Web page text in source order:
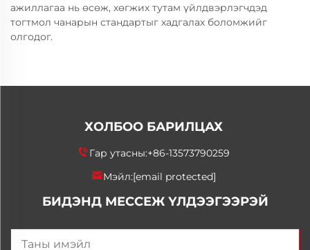
ажиллагаа нь өсөж, хөгжих тутам үйлдвэрлэгчдэд
тогтмол чанарын стандартыг хадгалах боломжийг
олгодог.
ХОЛБОО БАРИЛЦАХ
Гар утасны:+86-13573790259
Мэйл:[email protected]
БИДЭНД МЕССЕЖ ҮЛДЭЭГЭЭРЭЙ